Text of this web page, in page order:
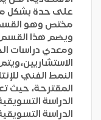
على حدة بشكل
مختص وهو
ويضم هذا
ومعدي دراسات
النمط الفني
المقترحة، حيث
الدراسة
الدراسة